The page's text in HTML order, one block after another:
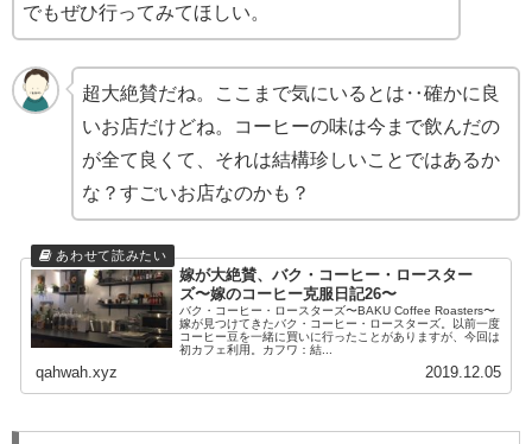
でもぜひ行ってみてほしい。
超大絶賛だね。ここまで気にいるとは‥確かに良
いお店だけどね。コーヒーの味は今まで飲んだの
が全て良くて、それは結構珍しいことではあるか
な？すごいお店なのかも？
嫁が大絶賛、バク・コーヒー・ロースター
ズ〜嫁のコーヒー克服日記26〜
バク・コーヒー・ロースターズ〜BAKU Coffee Roasters〜
嫁が見つけてきたバク・コーヒー・ロースターズ。以前一度
コーヒー豆を一緒に買いに行ったことがありますが、今回は
初カフェ利用。カフワ：結...
qahwah.xyz 2019.12.05